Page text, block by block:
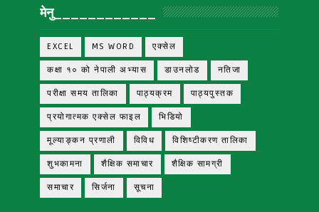
मेनु____________
EXCEL MS WORD एक्सेल
कक्षा १० को नेपाली अभ्यास डाउनलोड नतिजा
परीक्षा समय तालिका पाठ्यक्रम पाठ्यपुस्तक
प्रयोगात्मक एक्सेल फाइल भिडियो
मूल्याङ्कन प्रणाली विविध विशिष्टीकरण तालिका
शुभकामना शैक्षिक समाचार शैक्षिक सामग्री
समाचार सिर्जना सूचना